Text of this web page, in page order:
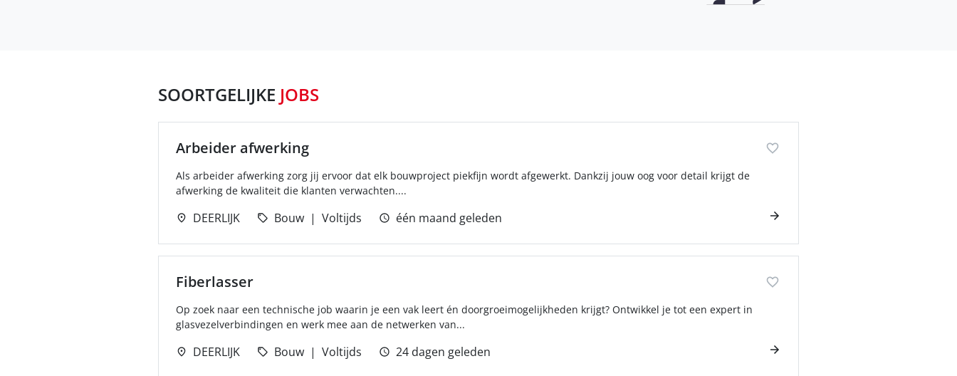
SOORTGELIJKE JOBS
Arbeider afwerking
Als arbeider afwerking zorg jij ervoor dat elk bouwproject piekfijn wordt afgewerkt. Dankzij jouw oog voor detail krijgt de
afwerking de kwaliteit die klanten verwachten....
DEERLIJK Bouw Voltijds één maand geleden
Fiberlasser
Op zoek naar een technische job waarin je een vak leert én doorgroeimogelijkheden krijgt? Ontwikkel je tot een expert in
glasvezelverbindingen en werk mee aan de netwerken van...
DEERLIJK Bouw Voltijds 24 dagen geleden